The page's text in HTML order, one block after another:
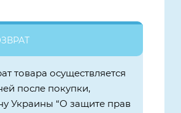
товара осуществляется
после покупки,
Украины “О защите прав